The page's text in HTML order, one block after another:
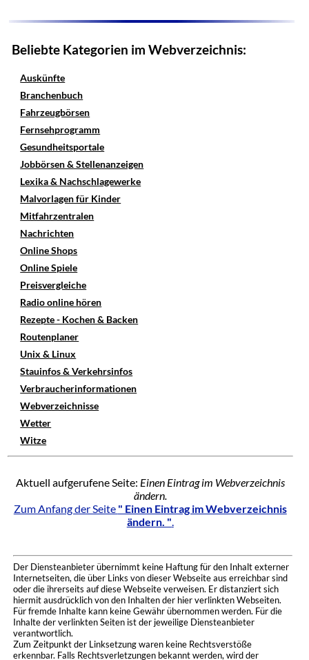
Beliebte Kategorien im Webverzeichnis:
Auskünfte
Branchenbuch
Fahrzeugbörsen
Fernsehprogramm
Gesundheitsportale
Jobbörsen & Stellenanzeigen
Lexika & Nachschlagewerke
Malvorlagen für Kinder
Mitfahrzentralen
Nachrichten
Online Shops
Online Spiele
Preisvergleiche
Radio online hören
Rezepte - Kochen & Backen
Routenplaner
Unix & Linux
Stauinfos & Verkehrsinfos
Verbraucherinformationen
Webverzeichnisse
Wetter
Witze
Aktuell aufgerufene Seite: Einen Eintrag im Webverzeichnis
ändern.
Zum Anfang der Seite " Einen Eintrag im Webverzeichnis
ändern. ".
Der Diensteanbieter übernimmt keine Haftung für den Inhalt externer
Internetseiten, die über Links von dieser Webseite aus erreichbar sind
oder die ihrerseits auf diese Webseite verweisen. Er distanziert sich
hiermit ausdrücklich von den Inhalten der hier verlinkten Webseiten.
Für fremde Inhalte kann keine Gewähr übernommen werden. Für die
Inhalte der verlinkten Seiten ist der jeweilige Diensteanbieter
verantwortlich.
Zum Zeitpunkt der Linksetzung waren keine Rechtsverstöße
erkennbar. Falls Rechtsverletzungen bekannt werden, wird der